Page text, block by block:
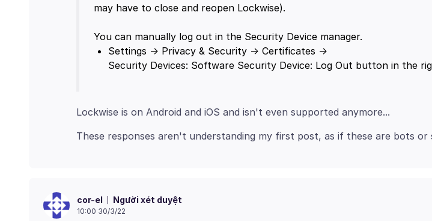
may have to close and reopen Lockwise).
Settings -> Privacy & Security -> Certificates ->
cor-el Người xét duyệt
10:00 30/3/22